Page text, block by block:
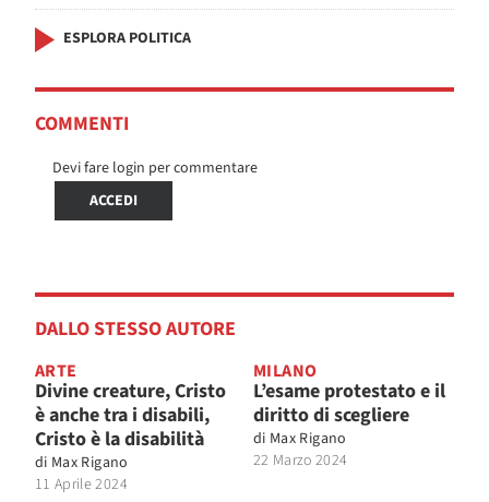
ESPLORA POLITICA
COMMENTI
Devi fare login per commentare
ACCEDI
DALLO STESSO AUTORE
ARTE
Divine creature, Cristo
è anche tra i disabili,
Cristo è la disabilità
di Max Rigano
11 Aprile 2024
MILANO
L’esame protestato e il
diritto di scegliere
di Max Rigano
22 Marzo 2024